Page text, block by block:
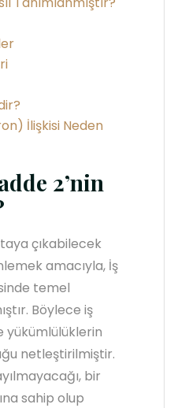
İlişkisi Neden
2’nin
çıkabilecek
amacıyla, İş
temel
Böylece iş
yükümlülüklerin
netleştirilmiştir.
bir
sahip olup